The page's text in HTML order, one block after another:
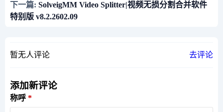
下一篇: SolveigMM Video Splitter|视频无损分割合并软件
特别版 v8.2.2602.09
暂无人评论 去评论
添加新评论
称呼